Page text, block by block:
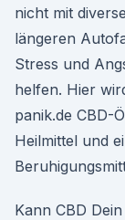
nicht mit
längeren
Stress und
helfen. Hier
panik.de CBD-
Heilmittel und
Kann CBD